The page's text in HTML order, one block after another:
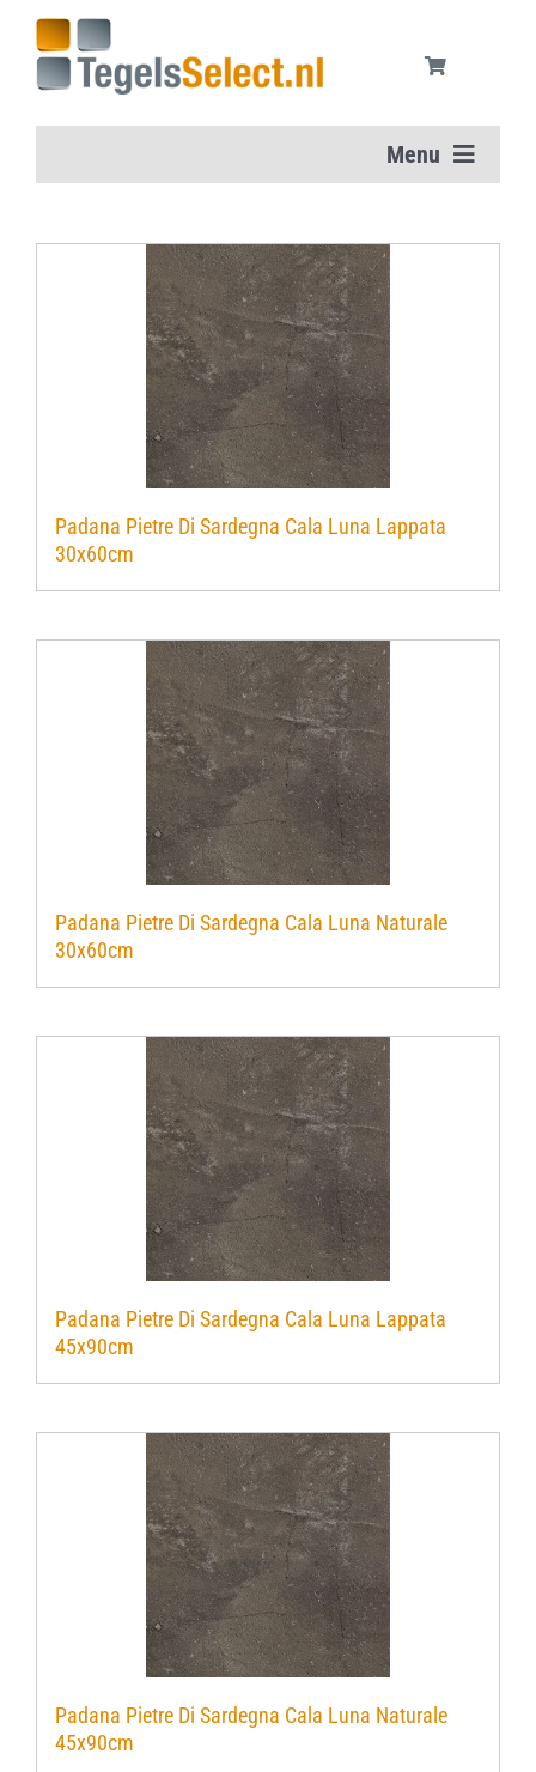
inhoud
Menu
Vloertegels
Wandtegels
Aanbiedingen
Onderhoudsmiddelen
Verwerkingsmaterialen
Over ons
Padana Pietre Di Sardegna Cala Luna Lappata
30x60cm
Padana Pietre Di Sardegna Cala Luna Naturale
30x60cm
Padana Pietre Di Sardegna Cala Luna Lappata
45x90cm
Padana Pietre Di Sardegna Cala Luna Naturale
45x90cm